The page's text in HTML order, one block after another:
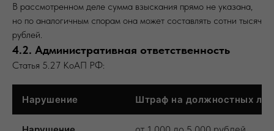
В рассмотренном деле сумма взыскания прямо не указана,
но по аналогичным спорам она может составлять сотни тысяч
рублей.
4.2. Административная ответственность
Статья 5.27 КоАП РФ:
Нарушение Штраф на должностных лиц